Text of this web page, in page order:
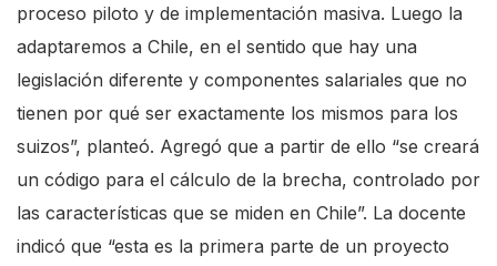
proceso piloto y de implementación masiva. Luego la
adaptaremos a Chile, en el sentido que hay una
legislación diferente y componentes salariales que no
tienen por qué ser exactamente los mismos para los
suizos”, planteó. Agregó que a partir de ello “se creará
un código para el cálculo de la brecha, controlado por
las características que se miden en Chile”. La docente
indicó que “esta es la primera parte de un proyecto